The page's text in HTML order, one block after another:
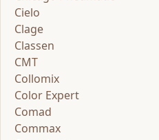
Cielo
Clage
Classen
CMT
Collomix
Color Expert
Comad
Commax